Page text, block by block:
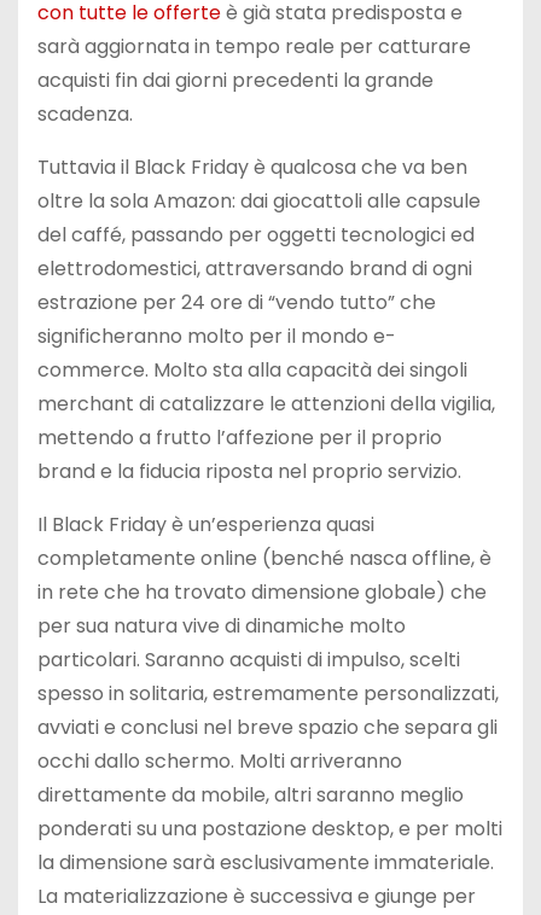
con tutte le offerteè già stata predisposta e
sarà aggiornata in tempo reale per catturare
acquisti fin dai giorni precedenti la grande
scadenza.
Tuttavia il Black Friday è qualcosa che va ben
oltre la sola Amazon: dai giocattoli alle capsule
del caffé, passando per oggetti tecnologici ed
elettrodomestici, attraversando brand di ogni
estrazione per 24 ore di “vendo tutto” che
significheranno molto per il mondo e-
commerce. Molto sta alla capacità dei singoli
merchant di catalizzare le attenzioni della vigilia,
mettendo a frutto l’affezione per il proprio
brand e la fiducia riposta nel proprio servizio.
Il Black Friday è un’esperienza quasi
completamente online (benché nasca offline, è
in rete che ha trovato dimensione globale) che
per sua natura vive di dinamiche molto
particolari. Saranno acquisti di impulso, scelti
spesso in solitaria, estremamente personalizzati,
avviati e conclusi nel breve spazio che separa gli
occhi dallo schermo. Molti arriveranno
direttamente da mobile, altri saranno meglio
ponderati su una postazione desktop, e per molti
la dimensione sarà esclusivamente immateriale.
La materializzazione è successiva e giunge per